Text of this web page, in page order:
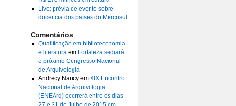
Live: prévia de evento sobre
docência dos países do Mercosul
Comentários
Qualificação em biblioteconomia
e literaturaem Fortaleza sediará
o próximo Congresso Nacional
de Arquivologia
Andrecy Nancyem XIX Encontro
Nacional de Arquivologia
(ENEArq) ocorrerá entre os dias
27 e 31 de Julho de 2015 em